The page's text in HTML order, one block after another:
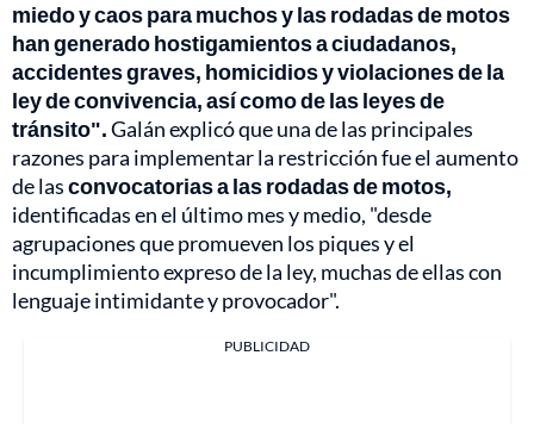
miedo y caos para muchos y las rodadas de motos
han generado hostigamientos a ciudadanos,
accidentes graves, homicidios y violaciones de la
ley de convivencia, así como de las leyes de
tránsito".Galán explicó que una de las principales
razones para implementar la restricción fue el aumento
de lasconvocatorias a las rodadas de motos,
identificadas en el último mes y medio, "desde
agrupaciones que promueven los piques y el
incumplimiento expreso de la ley, muchas de ellas con
lenguaje intimidante y provocador".
PUBLICIDAD